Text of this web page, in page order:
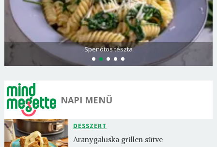
Spenótos tészta
NAPI MENÜ
DESSZERT
Aranygaluska grillen sütve